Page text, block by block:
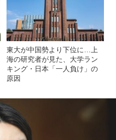
東大が中国勢より下位に…上
海の研究者が見た、大学ラン
キング・日本「一人負け」の
原因